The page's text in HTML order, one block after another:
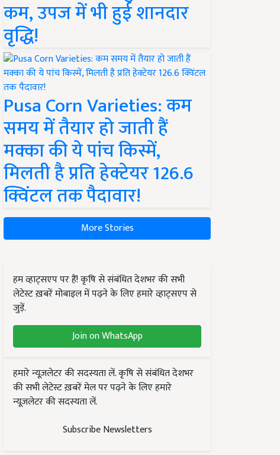
कम, उपज में भी हुई शानदार
वृद्धि!
Pusa Corn Varieties: कम
समय में तैयार हो जाती हैं
मक्का की ये पांच किस्में,
मिलती है प्रति हेक्टेयर 126.6
क्विंटल तक पैदावार!
More Stories
हम व्हाट्सएप पर हैं! कृषि से संबंधित देशभर की सभी
लेटेस्ट ख़बरें मोबाइल में पढ़ने के लिए हमारे व्हाट्सएप से
जुड़ें.
Join on WhatsApp
हमारे न्यूज़लेटर की सदस्यता लें. कृषि से संबंधित देशभर
की सभी लेटेस्ट ख़बरें मेल पर पढ़ने के लिए हमारे
न्यूज़लेटर की सदस्यता लें.
Subscribe Newsletters